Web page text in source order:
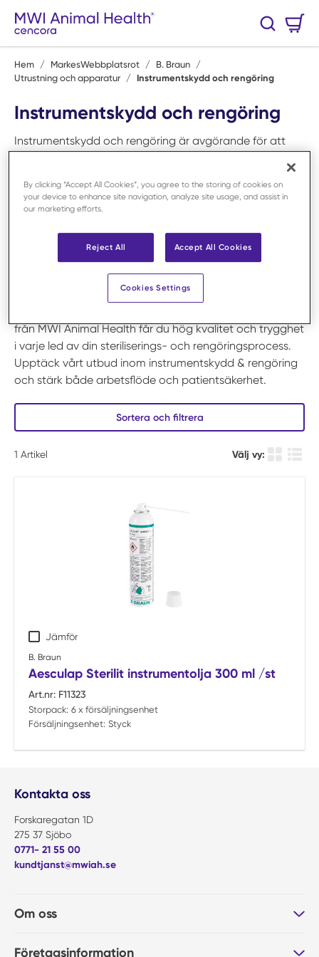
Hoppa till huvudinnehåll
Sök
Hem / MarkesWebbplatsrot / B. Braun /
Utrustning och apparatur / Instrumentskydd och rengöring
Instrumentskydd och rengöring
Instrumentskydd och rengöring är avgörande för att
veterinärmedicinsk utrustning. Hos MWI Animal Health
erbjuder vi ett brett sortiment av produkter för säker
rengöring och skydd av kirurgiska och diagnostiska
rengöringsmedel, desinfektionslösningar, borstar och
skyddshylsor, allt utformat för att uppfylla kraven i en
professionell vårdmiljö. Rätt hantering av instrument
minskar risken för smittspridning och säkerställer att
från MWI Animal Health får du hög kvalitet och trygghet
i varje led av din steriliserings- och rengöringsprocess.
Upptäck vårt utbud inom instrumentskydd & rengöring
och stärk både arbetsflöde och patientsäkerhet.
Sortera och filtrera
1 Artikel Välj vy:
Jämför
B. Braun
Aesculap Sterilit instrumentolja 300 ml /st
Art.nr: F11323
Storpack: 6 x försäljningsenhet
Försäljningsenhet: Styck
Kontakta oss
Forskaregatan 1D
275 37 Sjöbo
0771- 21 55 00
kundtjanst@mwiah.se
Om oss
Företagsinformation
By clicking “Accept All Cookies”, you agree to the storing of cookies on
your device to enhance site navigation, analyze site usage, and assist in
our marketing efforts.
Reject All Accept All Cookies
Cookies Settings